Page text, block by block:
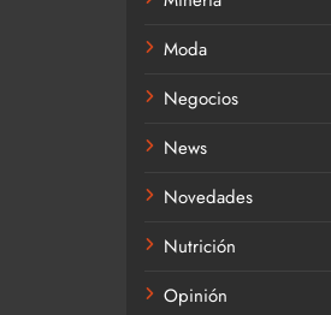
Moda
Negocios
News
Novedades
Nutrición
Opinión